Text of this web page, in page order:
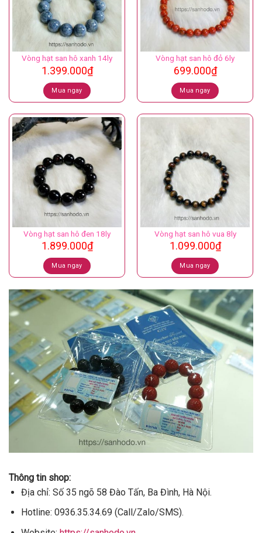
Vòng hạt san hô xanh 14ly
1.399.000₫
Mua ngay
Vòng hạt san hô đỏ 6ly
699.000₫
Mua ngay
Vòng hạt san hô đen 18ly
1.899.000₫
Mua ngay
Vòng hạt san hô vua 8ly
1.099.000₫
Mua ngay
Thông tin shop:
Địa chỉ: Số 35 ngõ 58 Đào Tấn, Ba Đình, Hà Nội.
Hotline: 0936.35.34.69 (Call/Zalo/SMS).